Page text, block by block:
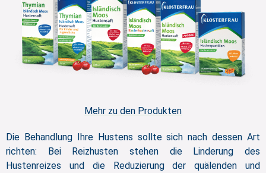
Mehr zu den Produkten
Die Behandlung Ihre Hustens sollte sich nach dessen Art
richten: Bei Reizhusten stehen die Linderung des
Hustenreizes und die Reduzierung der quälenden und